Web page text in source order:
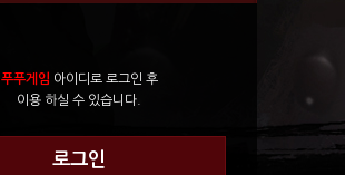
푸푸게임 아이디로 로그인 후
이용 하실 수 있습니다.
로그인